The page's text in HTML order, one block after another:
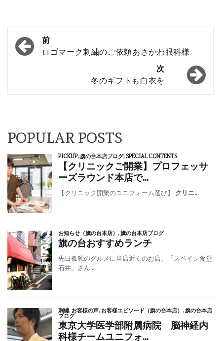
投
稿
シ
ョ
ン
前
ロゴマーク刺繍のご依頼あさかわ眼科様
次
冬のギフトも白衣を
POPULAR POSTS